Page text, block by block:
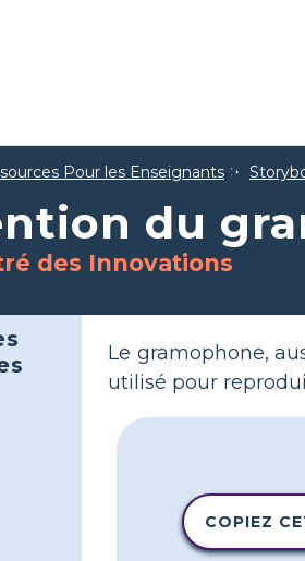
Pour les Enseignants
du
des Innovations
Le gramophone,
utilisé pour
COPIEZ